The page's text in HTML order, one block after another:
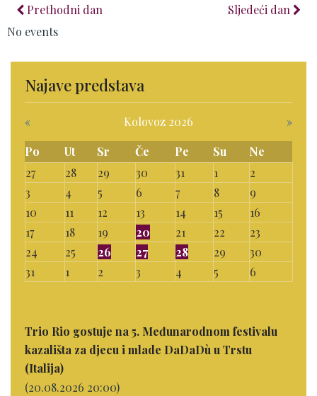
Prethodni dan
Sljedeći dan
No events
Najave predstava
« Kolovoz 2026
»
Po
Ut Sr Če Pe Su
Ne
27
28 29 30 31 1
2
3
4 5 6 7 8
9
10
11 12 13 14 15
16
17
18 19 20 21 22
23
24
25 26 27 28 29
30
31
1 2 3 4 5 6
Trio Rio gostuje na 5. Međunarodnom festivalu
kazališta za djecu i mlade DaDaDù u Trstu
(Italija)
(20.08.2026 20:00)